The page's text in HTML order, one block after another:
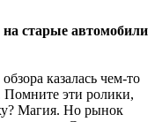
старые автомобили
казалась чем-то
эти ролики,
Магия. Но рынок